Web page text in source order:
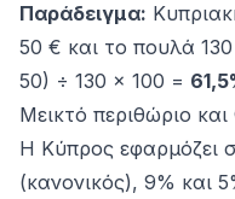
Παράδειγμα:
50 € και το πουλά
50) ÷ 130 × 100 =
Μεικτό περιθώριο
Η Κύπρος εφαρμόζει
(κανονικός), 9% και